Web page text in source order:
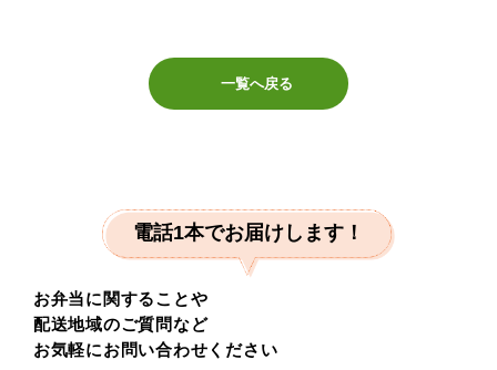
一覧へ戻る
電話1本でお届けします！
お弁当に関することや
配送地域のご質問など
お気軽にお問い合わせください